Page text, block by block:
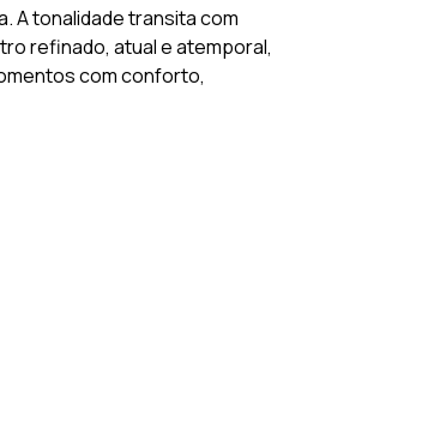
A tonalidade transita com
refinado, atual e atemporal,
com conforto,